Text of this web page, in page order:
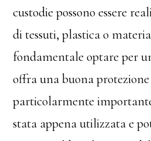
custodie possono essere
di tessuti, plastica o
fondamentale optare per
offra una buona
particolarmente
stata appena utilizzata e